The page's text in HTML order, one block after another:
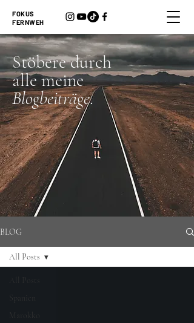
FOKUS
FERNWEH
Stöbere durch
alle meine
Blogbeiträge.
BLOG
All Posts
Spanien
Marokko
All Posts